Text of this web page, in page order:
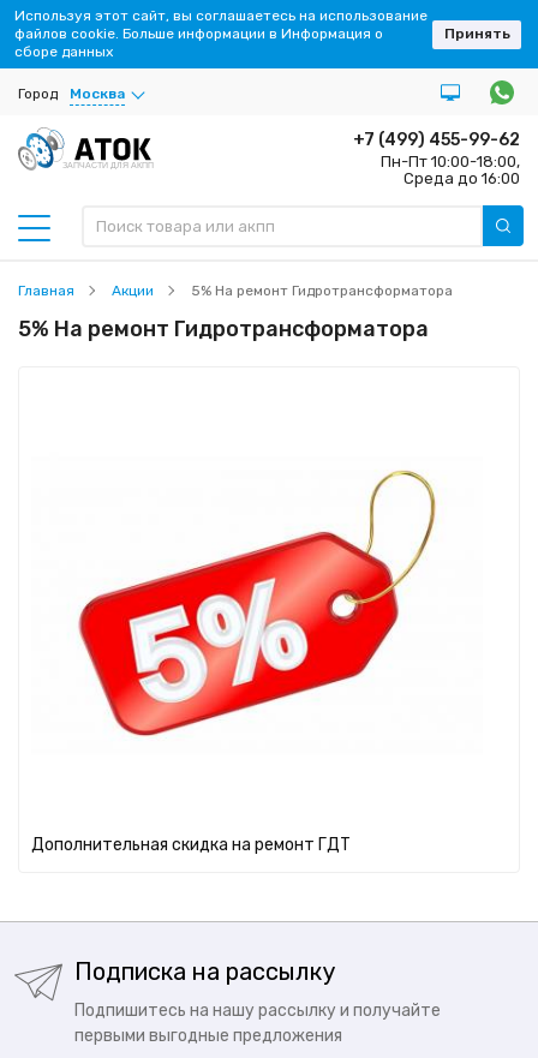
Город Москва
ЗАПЧАСТИ ДЛЯ АКПП
+7 (499) 455-99-62
Пн-Пт 10:00-18:00,
Среда до 16:00
Главная Акции 5% На ремонт Гидротрансформатора
5% На ремонт Гидротрансформатора
Дополнительная скидка на ремонт ГДТ
Подписка на рассылку
Подпишитесь на нашу рассылку и получайте
первыми выгодные предложения
Используя этот сайт, вы соглашаетесь на использование
файлов cookie. Больше информации в Информация о
сборе данных
Принять